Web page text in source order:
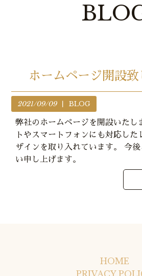
ホームページ開設致
2021/09/09 BLOG
弊社のホームページを開設いたし
トやスマートフォンにも対応し
ザインを取り入れています。 今
い申し上げます。
HOME